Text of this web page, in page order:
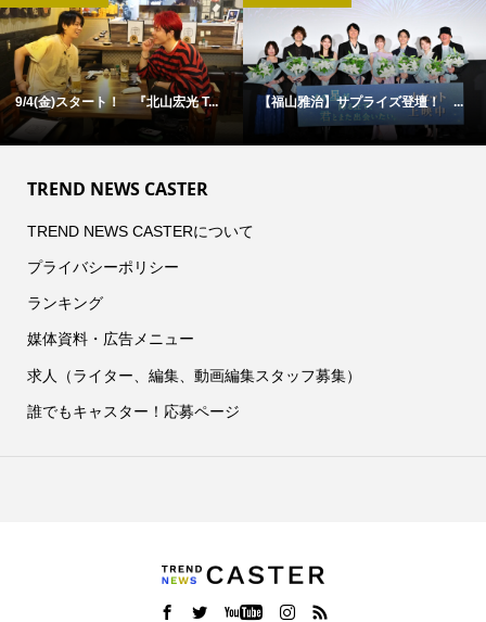
9/4(金)スタート！ 『北山宏光 T... 【福山雅治】サプライズ登壇！ ...
TREND NEWS CASTER
TREND NEWS CASTERについて
プライバシーポリシー
ランキング
媒体資料・広告メニュー
求人（ライター、編集、動画編集スタッフ募集）
誰でもキャスター！応募ページ